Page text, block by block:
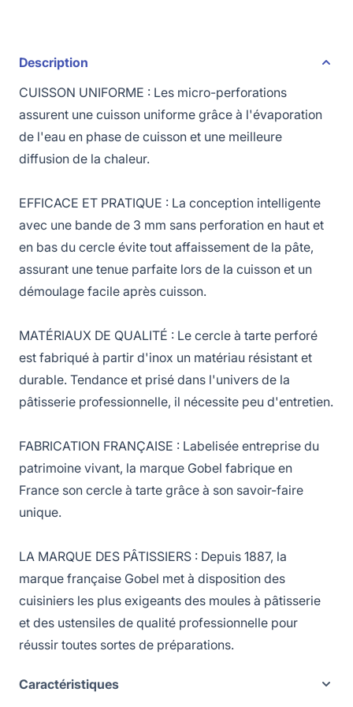
Description
CUISSON UNIFORME : Les micro-perforations
assurent une cuisson uniforme grâce à l'évaporation
de l'eau en phase de cuisson et une meilleure
diffusion de la chaleur.
EFFICACE ET PRATIQUE : La conception intelligente
avec une bande de 3 mm sans perforation en haut et
en bas du cercle évite tout affaissement de la pâte,
assurant une tenue parfaite lors de la cuisson et un
démoulage facile après cuisson.
MATÉRIAUX DE QUALITÉ : Le cercle à tarte perforé
est fabriqué à partir d'inox un matériau résistant et
durable. Tendance et prisé dans l'univers de la
pâtisserie professionnelle, il nécessite peu d'entretien.
FABRICATION FRANÇAISE : Labelisée entreprise du
patrimoine vivant, la marque Gobel fabrique en
France son cercle à tarte grâce à son savoir-faire
unique.
LA MARQUE DES PÂTISSIERS : Depuis 1887, la
marque française Gobel met à disposition des
cuisiniers les plus exigeants des moules à pâtisserie
et des ustensiles de qualité professionnelle pour
réussir toutes sortes de préparations.
Caractéristiques